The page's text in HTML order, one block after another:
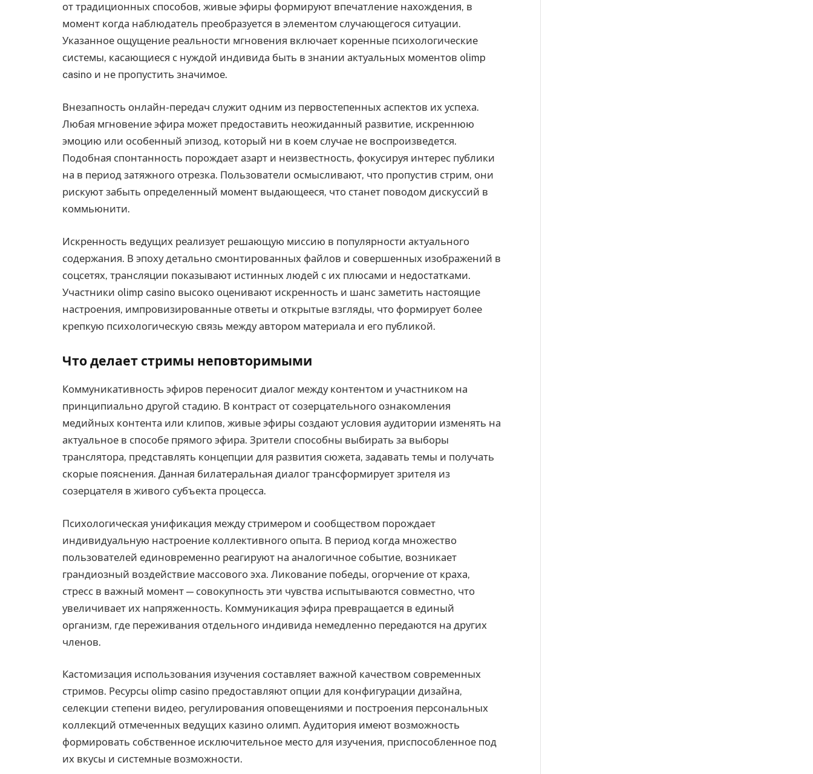
от традиционных способов, живые эфиры формируют впечатление нахождения, в
момент когда наблюдатель преобразуется в элементом случающегося ситуации.
Указанное ощущение реальности мгновения включает коренные психологические
системы, касающиеся с нуждой индивида быть в знании актуальных моментов olimp
casino и не пропустить значимое.
Внезапность онлайн-передач служит одним из первостепенных аспектов их успеха.
Любая мгновение эфира может предоставить неожиданный развитие, искреннюю
эмоцию или особенный эпизод, который ни в коем случае не воспроизведется.
Подобная спонтанность порождает азарт и неизвестность, фокусируя интерес публики
на в период затяжного отрезка. Пользователи осмысливают, что пропустив стрим, они
рискуют забыть определенный момент выдающееся, что станет поводом дискуссий в
коммьюнити.
Искренность ведущих реализует решающую миссию в популярности актуального
содержания. В эпоху детально смонтированных файлов и совершенных изображений в
соцсетях, трансляции показывают истинных людей с их плюсами и недостатками.
Участники olimp casino высоко оценивают искренность и шанс заметить настоящие
настроения, импровизированные ответы и открытые взгляды, что формирует более
крепкую психологическую связь между автором материала и его публикой.
Что делает стримы неповторимыми
Коммуникативность эфиров переносит диалог между контентом и участником на
принципиально другой стадию. В контраст от созерцательного ознакомления
медийных контента или клипов, живые эфиры создают условия аудитории изменять на
актуальное в способе прямого эфира. Зрители способны выбирать за выборы
транслятора, представлять концепции для развития сюжета, задавать темы и получать
скорые пояснения. Данная билатеральная диалог трансформирует зрителя из
созерцателя в живого субъекта процесса.
Психологическая унификация между стримером и сообществом порождает
индивидуальную настроение коллективного опыта. В период когда множество
пользователей единовременно реагируют на аналогичное событие, возникает
грандиозный воздействие массового эха. Ликование победы, огорчение от краха,
стресс в важный момент — совокупность эти чувства испытываются совместно, что
увеличивает их напряженность. Коммуникация эфира превращается в единый
организм, где переживания отдельного индивида немедленно передаются на других
членов.
Кастомизация использования изучения составляет важной качеством современных
стримов. Ресурсы olimp casino предоставляют опции для конфигурации дизайна,
селекции степени видео, регулирования оповещениями и построения персональных
коллекций отмеченных ведущих казино олимп. Аудитория имеют возможность
формировать собственное исключительное место для изучения, приспособленное под
их вкусы и системные возможности.